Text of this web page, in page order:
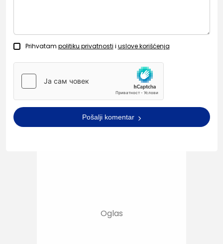
Prihvatam politiku privatnosti i uslove korišćenja
Pošalji komentar